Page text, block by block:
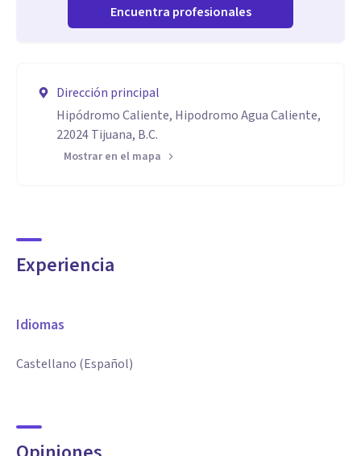
Encuentra profesionales
Dirección principal
Hipódromo Caliente, Hipodromo Agua Caliente,
22024 Tijuana, B.C.
Mostrar en el mapa
Experiencia
Idiomas
Castellano (Español)